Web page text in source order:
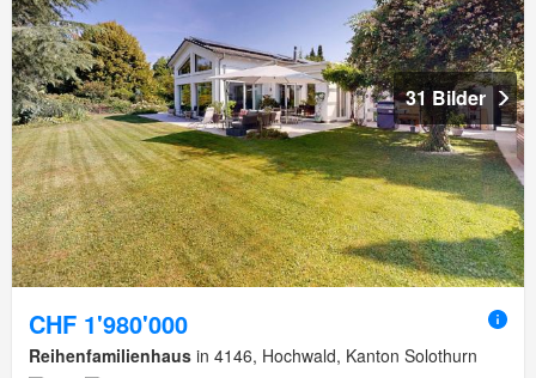
31 Bilder
CHF 1'980'000
Reihenfamilienhaus in 4146, Hochwald, Kanton Solothurn